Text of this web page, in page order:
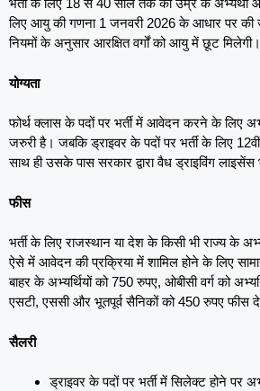
भर्ती के लिए 18 से 40 साल तक की उम्र के
लिए आयु की गणना 1 जनवरी 2026 के आधार पर की
नियमों के अनुसार आरक्षित वर्गों को आयु में छूट मिलेगी।
योग्यता
फोर्थ क्लास के पदों पर भर्ती में आवेदन करने के लिए
जरुरी है। जबकि ड्राइवर के पदों पर भर्ती के लिए
साथ ही उसके पास सरकार द्वारा वैध ड्राइविंग लाइसेंस
फीस
भर्ती के लिए राजस्थान या देश के किसी भी राज्य के
ऐसे में आवेदन की प्रक्रिया में शामिल होने के लिए
बाहर के अभ्यर्थियों को 750 रुपए, ओबीसी वर्ग को
एसटी, एससी और भूतपूर्व सैनिकों को 450 रुपए फीस
सैलरी
ड्राइवर के पदों पर भर्ती में सिलेक्ट होने पर